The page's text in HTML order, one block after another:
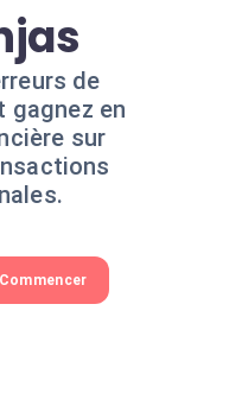
de
gagnez en
sur
Commencer